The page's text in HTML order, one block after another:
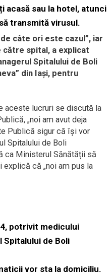
sau la hotel, atunci
transmită virusul.
câte ori este cazul”, iar
spital, a explicat
Spitalului de Boli
din Iași, pentru
aceste lucruri se discută la
„noi am avut deja
Publică sigur că își vor
Spitalului de Boli
ca Ministerul Sănătății să
că „noi am pus la
potrivit medicului
Spitalului de Boli
vor sta la domiciliu.